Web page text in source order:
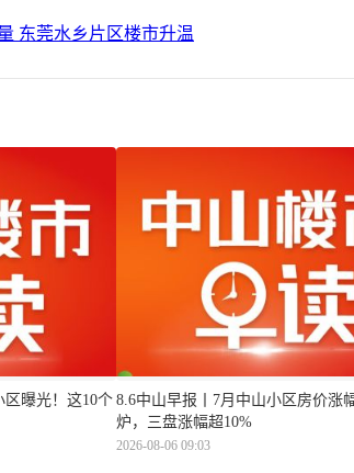
东莞水乡片区楼市升温
区曝光！这10个 8.6中山早报丨7月中山小区房价涨
炉，三盘涨幅超10%
2026-08-06 09:03